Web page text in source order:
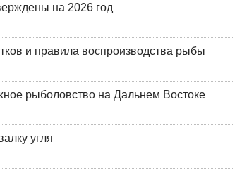
на 2026 год
и правила воспроизводства рыбы
рыболовство на Дальнем Востоке
угля